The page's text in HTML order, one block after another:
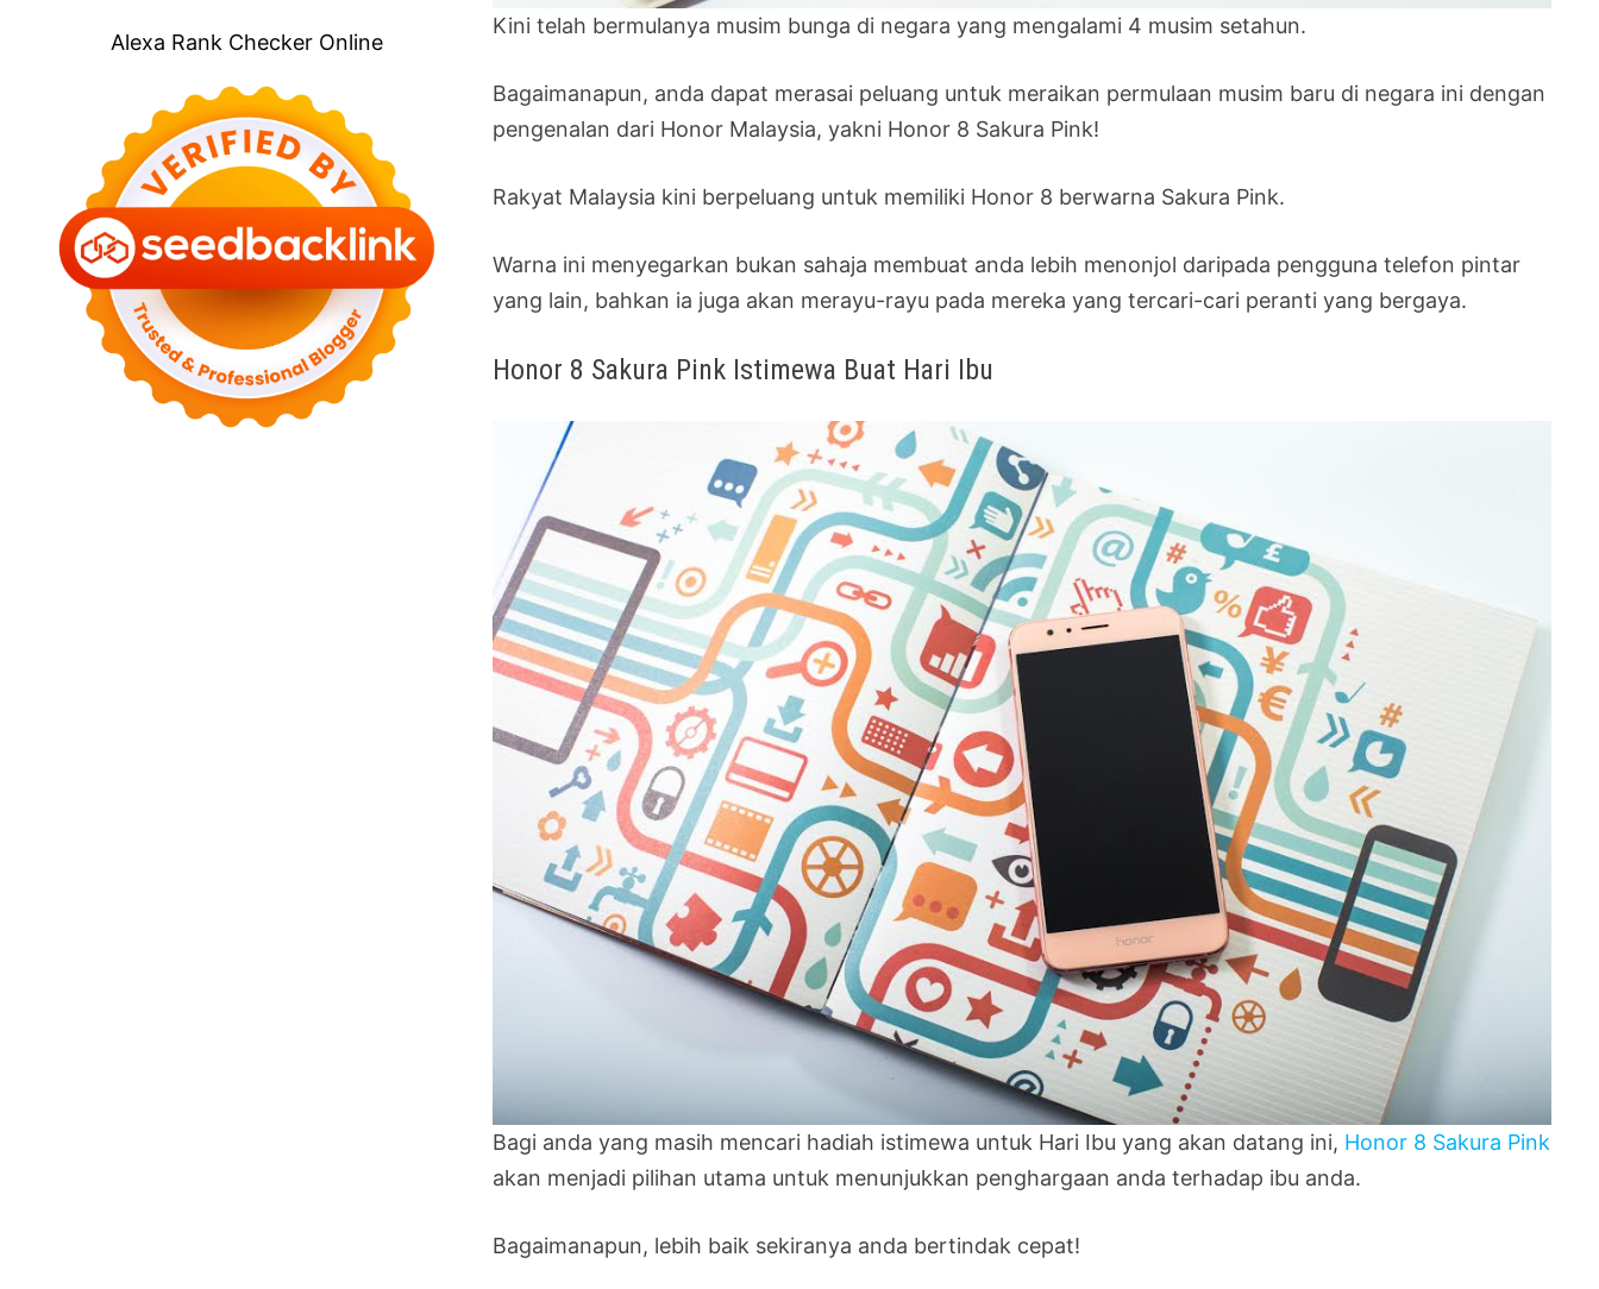
Kini telah bermulanya musim bunga di negara yang mengalami 4 musim setahun.
Bagaimanapun, anda dapat merasai peluang untuk meraikan permulaan musim baru di negara ini dengan
pengenalan dari Honor Malaysia, yakni Honor 8 Sakura Pink!
Rakyat Malaysia kini berpeluang untuk memiliki Honor 8 berwarna Sakura Pink.
Warna ini menyegarkan bukan sahaja membuat anda lebih menonjol daripada pengguna telefon pintar
yang lain, bahkan ia juga akan merayu-rayu pada mereka yang tercari-cari peranti yang bergaya.
Honor 8 Sakura Pink Istimewa Buat Hari Ibu
Bagi anda yang masih mencari hadiah istimewa untuk Hari Ibu yang akan datang ini, Honor 8 Sakura Pink
akan menjadi pilihan utama untuk menunjukkan penghargaan anda terhadap ibu anda.
Bagaimanapun, lebih baik sekiranya anda bertindak cepat!
Alexa Rank Checker Online